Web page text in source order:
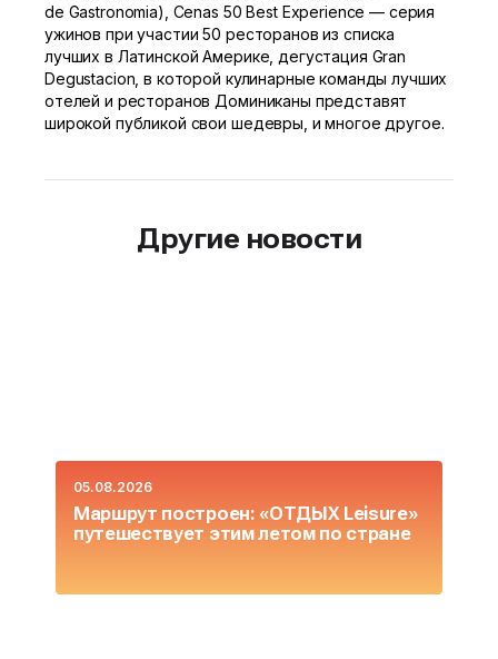
de Gastronomia), Cenas 50 Best Experience — серия
ужинов при участии 50 ресторанов из списка
лучших в Латинской Америке, дегустация Gran
Degustacion, в которой кулинарные команды лучших
отелей и ресторанов Доминиканы представят
широкой публикой свои шедевры, и многое другое.
Другие новости
05.08.2026
Маршрут построен: «ОТДЫХ Leisure»
путешествует этим летом по стране